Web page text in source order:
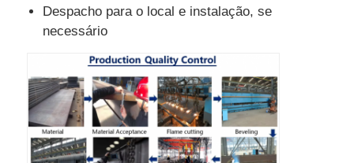
Despacho para o local e instalação, se
necessário